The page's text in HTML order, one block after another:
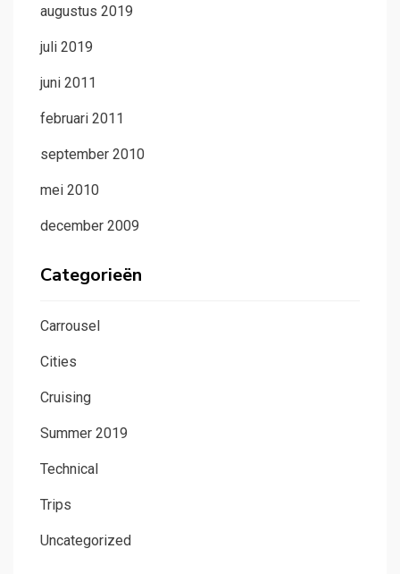
augustus 2019
juli 2019
juni 2011
februari 2011
september 2010
mei 2010
december 2009
Categorieën
Carrousel
Cities
Cruising
Summer 2019
Technical
Trips
Uncategorized